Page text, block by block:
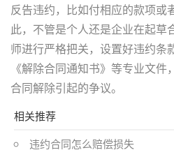
反告违约，比如付相应的款项或
此，不管是个人还是企业在起草
师进行严格把关，设置好违约条
《解除合同通知书》等专业文
合同解除引起的争议。
相关推荐
违约合同怎么赔偿损失